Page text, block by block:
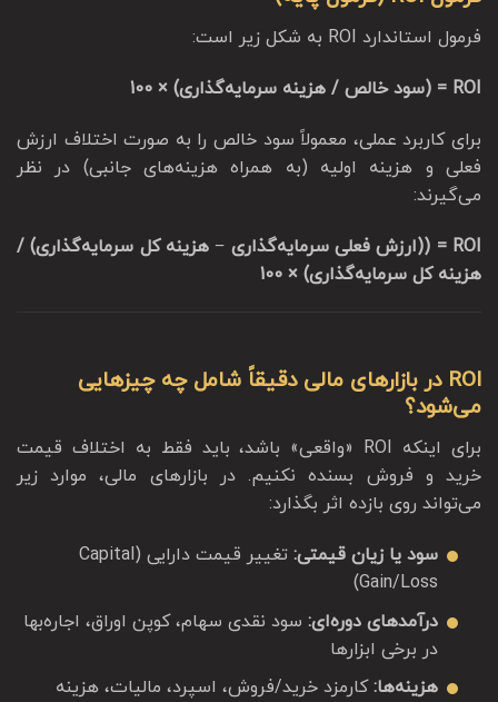
فرمول استاندارد ROI به شکل زیر است:
ROI = (سود خالص / هزینه سرمایه‌گذاری) × 100
برای کاربرد عملی، معمولاً سود خالص را به صورت اختلاف ارزش
فعلی و هزینه اولیه (به همراه هزینه‌های جانبی) در نظر
می‌گیرند:
ROI = ((ارزش فعلی سرمایه‌گذاری − هزینه کل سرمایه‌گذاری) /
هزینه کل سرمایه‌گذاری) × 100
ROI در بازارهای مالی دقیقاً شامل چه چیزهایی
می‌شود؟
برای اینکه ROI «واقعی» باشد، باید فقط به اختلاف قیمت
خرید و فروش بسنده نکنیم. در بازارهای مالی، موارد زیر
می‌تواند روی بازده اثر بگذارد:
سود یا زیان قیمتی:
تغییر قیمت دارایی (Capital
Gain/Loss)
درآمدهای دوره‌ای:سود نقدی سهام، کوپن اوراق، اجاره‌بها
در برخی ابزارها
هزینه‌ها:کارمزد خرید/فروش، اسپرد، مالیات، هزینه